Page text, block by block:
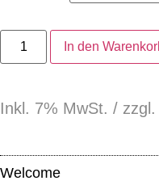
In den
Inkl. 7% MwSt. / zzgl.
Welcome